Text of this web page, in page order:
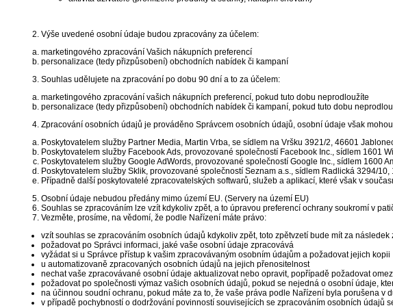
Výše uvedené osobní údaje budou zpracovány za účelem:
marketingového zpracování Vašich nákupních preferencí
personalizace (tedy přizpůsobení) obchodních nabídek či kampaní
Souhlas udělujete na zpracování po dobu 90 dní a to za účelem:
marketingového zpracování vašich nákupních preferencí, pokud tuto dobu neprodloužíte
personalizace (tedy přizpůsobení) obchodních nabídek či kampaní, pokud tuto dobu
Zpracování osobních údajů je prováděno Správcem osobních údajů, osobní údaje však
Poskytovatelem služby Partner Media, Martin Vrba, se sídlem na Vršku 3921/2, 46601
Poskytovatelem služby Facebook Ads, provozované společností Facebook Inc., sídlem 1601
Poskytovatelem služby Google AdWords, provozované společností Google Inc., sídlem 1600
Poskytovatelem služby Sklik, provozované společností Seznam a.s., sídlem Radlická 3294/10,
Případně další poskytovatelé zpracovatelských softwarů, služeb a aplikací, které však v
Osobní údaje nebudou předány mimo území EU. (Servery na území EU)
Souhlas se zpracováním lze vzít kdykoliv zpět, a to úpravou preferencí ochrany soukromí v
Vezměte, prosíme, na vědomí, že podle Nařízení máte právo:
vzít souhlas se zpracováním osobních údajů kdykoliv zpět, toto zpětvzetí bude mít za
požadovat po Správci informaci, jaké vaše osobní údaje zpracovává
vyžádat si u Správce přístup k vašim zpracovávaným osobním údajům a požadovat jejich kopii
u automatizovaně zpracovaných osobních údajů na jejich přenositelnost
nechat vaše zpracovávané osobní údaje aktualizovat nebo opravit, popřípadě požadovat
požadovat po společnosti výmaz vašich osobních údajů, pokud se nejedná o osobní údaje,
na účinnou soudní ochranu, pokud máte za to, že vaše práva podle Nařízení byla porušena
v případě pochybností o dodržování povinností souvisejících se zpracováním osobních údajů